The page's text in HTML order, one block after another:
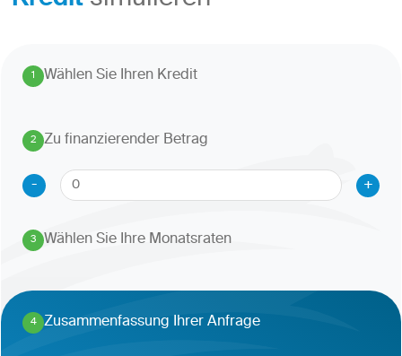
1. Wählen Sie Ihren Kredit
2
. Zu finanzierender Betrag
-
+
3
. Wählen Sie Ihre Monatsraten
4
. Zusammenfassung Ihrer Anfrage